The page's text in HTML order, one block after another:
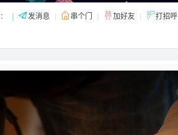
发消息 串个门 加好友 打招呼